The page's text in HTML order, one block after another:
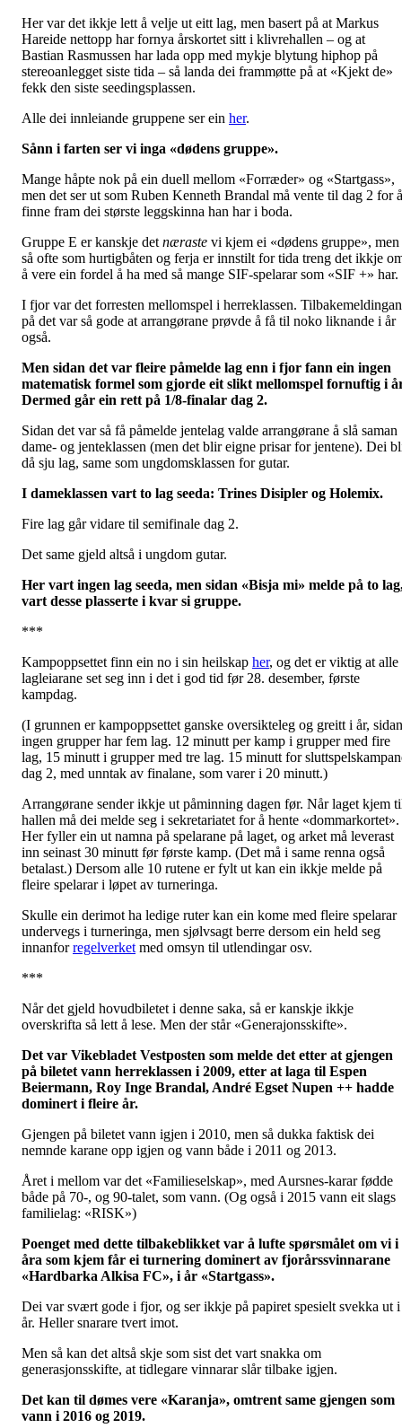
Her var det ikkje lett å velje ut eitt lag, men basert på at Markus
Hareide nettopp har fornya årskortet sitt i klivrehallen – og at
Bastian Rasmussen har lada opp med mykje blytung hiphop på
stereoanlegget siste tida – så landa dei frammøtte på at «Kjekt de»
fekk den siste seedingsplassen.
Alle dei innleiande gruppene ser ein her.
Sånn i farten ser vi inga «dødens gruppe».
Mange håpte nok på ein duell mellom «Forræder» og «Startgass»,
men det ser ut som Ruben Kenneth Brandal må vente til dag 2 for å
finne fram dei største leggskinna han har i boda.
Gruppe E er kanskje det næraste vi kjem ei «dødens gruppe», men
så ofte som hurtigbåten og ferja er innstilt for tida treng det ikkje
å vere ein fordel å ha med så mange SIF-spelarar som «SIF +» har.
I fjor var det forresten mellomspel i herreklassen.
på det var så gode at arrangørane prøvde å få til noko liknande i år
også.
Men sidan det var fleire påmelde lag enn i fjor fann ein ingen
matematisk formel som gjorde eit slikt mellomspel fornuftig i
Dermed går ein rett på 1/8-finalar dag 2.
Sidan det var så få påmelde jentelag valde arrangørane å slå saman
dame- og jenteklassen (men det blir eigne prisar for jentene). Dei
då sju lag, same som ungdomsklassen for gutar.
I dameklassen vart to lag seeda: Trines Disipler og Holemix.
Fire lag går vidare til semifinale dag 2.
Det same gjeld altså i ungdom gutar.
Her vart ingen lag seeda, men sidan «Bisja mi» melde på to
vart desse plasserte i kvar si gruppe.
***
Kampoppsettet finn ein no i sin heilskap her, og det er viktig at alle
lagleiarane set seg inn i det i god tid før 28. desember, første
kampdag.
(I grunnen er kampoppsettet ganske oversikteleg og greitt i år, sidan
ingen grupper har fem lag. 12 minutt per kamp i grupper med fire
lag, 15 minutt i grupper med tre lag. 15 minutt for
dag 2, med unntak av finalane, som varer i 20 minutt.)
Arrangørane sender ikkje ut påminning dagen før. Når laget kjem
hallen må dei melde seg i sekretariatet for å hente «dommarkortet».
Her fyller ein ut namna på spelarane på laget, og arket må leverast
inn seinast 30 minutt før første kamp. (Det må i same renna også
betalast.) Dersom alle 10 rutene er fylt ut kan ein ikkje melde på
fleire spelarar i løpet av turneringa.
Skulle ein derimot ha ledige ruter kan ein kome med fleire spelarar
undervegs i turneringa, men sjølvsagt berre dersom ein held seg
innanforregelverket med omsyn til utlendingar osv.
***
Når det gjeld hovudbiletet i denne saka, så er kanskje ikkje
overskrifta så lett å lese. Men der står «Generajonsskifte».
Det var Vikebladet Vestposten som melde det etter at gjengen
på biletet vann herreklassen i 2009, etter at laga til Espen
Beiermann, Roy Inge Brandal, André Egset Nupen ++ hadde
dominert i fleire år.
Gjengen på biletet vann igjen i 2010, men så dukka faktisk dei
nemnde karane opp igjen og vann både i 2011 og 2013.
Året i mellom var det «Familieselskap», med Aursnes-karar fødde
både på 70-, og 90-talet, som vann. (Og også i 2015 vann eit slags
familielag: «RISK»)
Poenget med dette tilbakeblikket var å lufte spørsmålet om vi i
åra som kjem får ei turnering dominert av fjorårssvinnarane
«Hardbarka Alkisa FC», i år «Startgass».
Dei var svært gode i fjor, og ser ikkje på papiret spesielt svekka ut i
år. Heller snarare tvert imot.
Men så kan det altså skje som sist det vart snakka om
generasjonsskifte, at tidlegare vinnarar slår tilbake igjen.
Det kan til dømes vere «Karanja», omtrent same gjengen som
vann i 2016 og 2019.